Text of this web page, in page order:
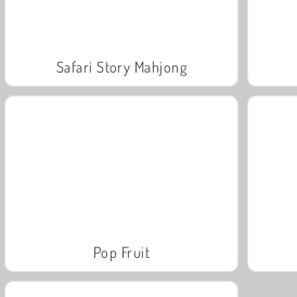
Safari Story Mahjong
Pop Fruit